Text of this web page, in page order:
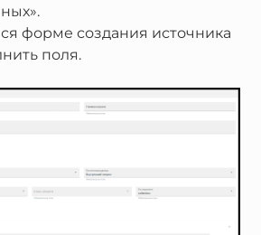
форме создания источника
поля.